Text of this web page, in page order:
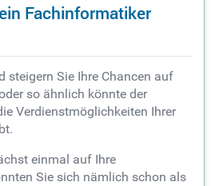
Fachinformatiker
steigern Sie Ihre Chancen auf
so ähnlich könnte der
Verdienstmöglichkeiten Ihrer
einmal auf Ihre
Sie sich nämlich schon als